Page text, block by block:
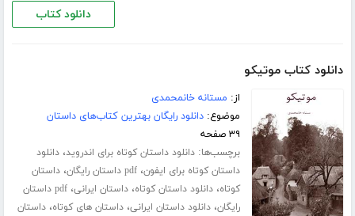
دانلود کتاب
دانلود کتاب موتیکو
از: مستانه خانمحمدی
موضوع:دانلود رایگان بهترین کتاب‌های داستان
۳۹ صفحه
برچسب‌ها:دانلود داستان کوتاه برای اندروید،دانلود
داستان کوتاه برای ایفون،pdf داستان رایگان ،داستان
کوتاه،دانلود داستان کوتاه،داستان ایرانی،
pdf داستان
رایگان،دانلود داستان ایرانی،داستان های کوتاه،داستان